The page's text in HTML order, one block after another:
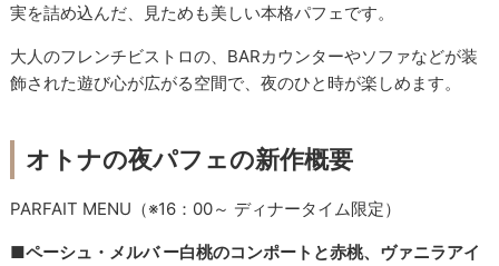
実を詰め込んだ、見ためも美しい本格パフェです。
大人のフレンチビストロの、BARカウンターやソファなどが装
飾された遊び心が広がる空間で、夜のひと時が楽しめます。
オトナの夜パフェの新作概要
PARFAIT MENU（※16：00～ ディナータイム限定）
■ペーシュ・メルバ ー白桃のコンポートと赤桃、ヴァニラアイ